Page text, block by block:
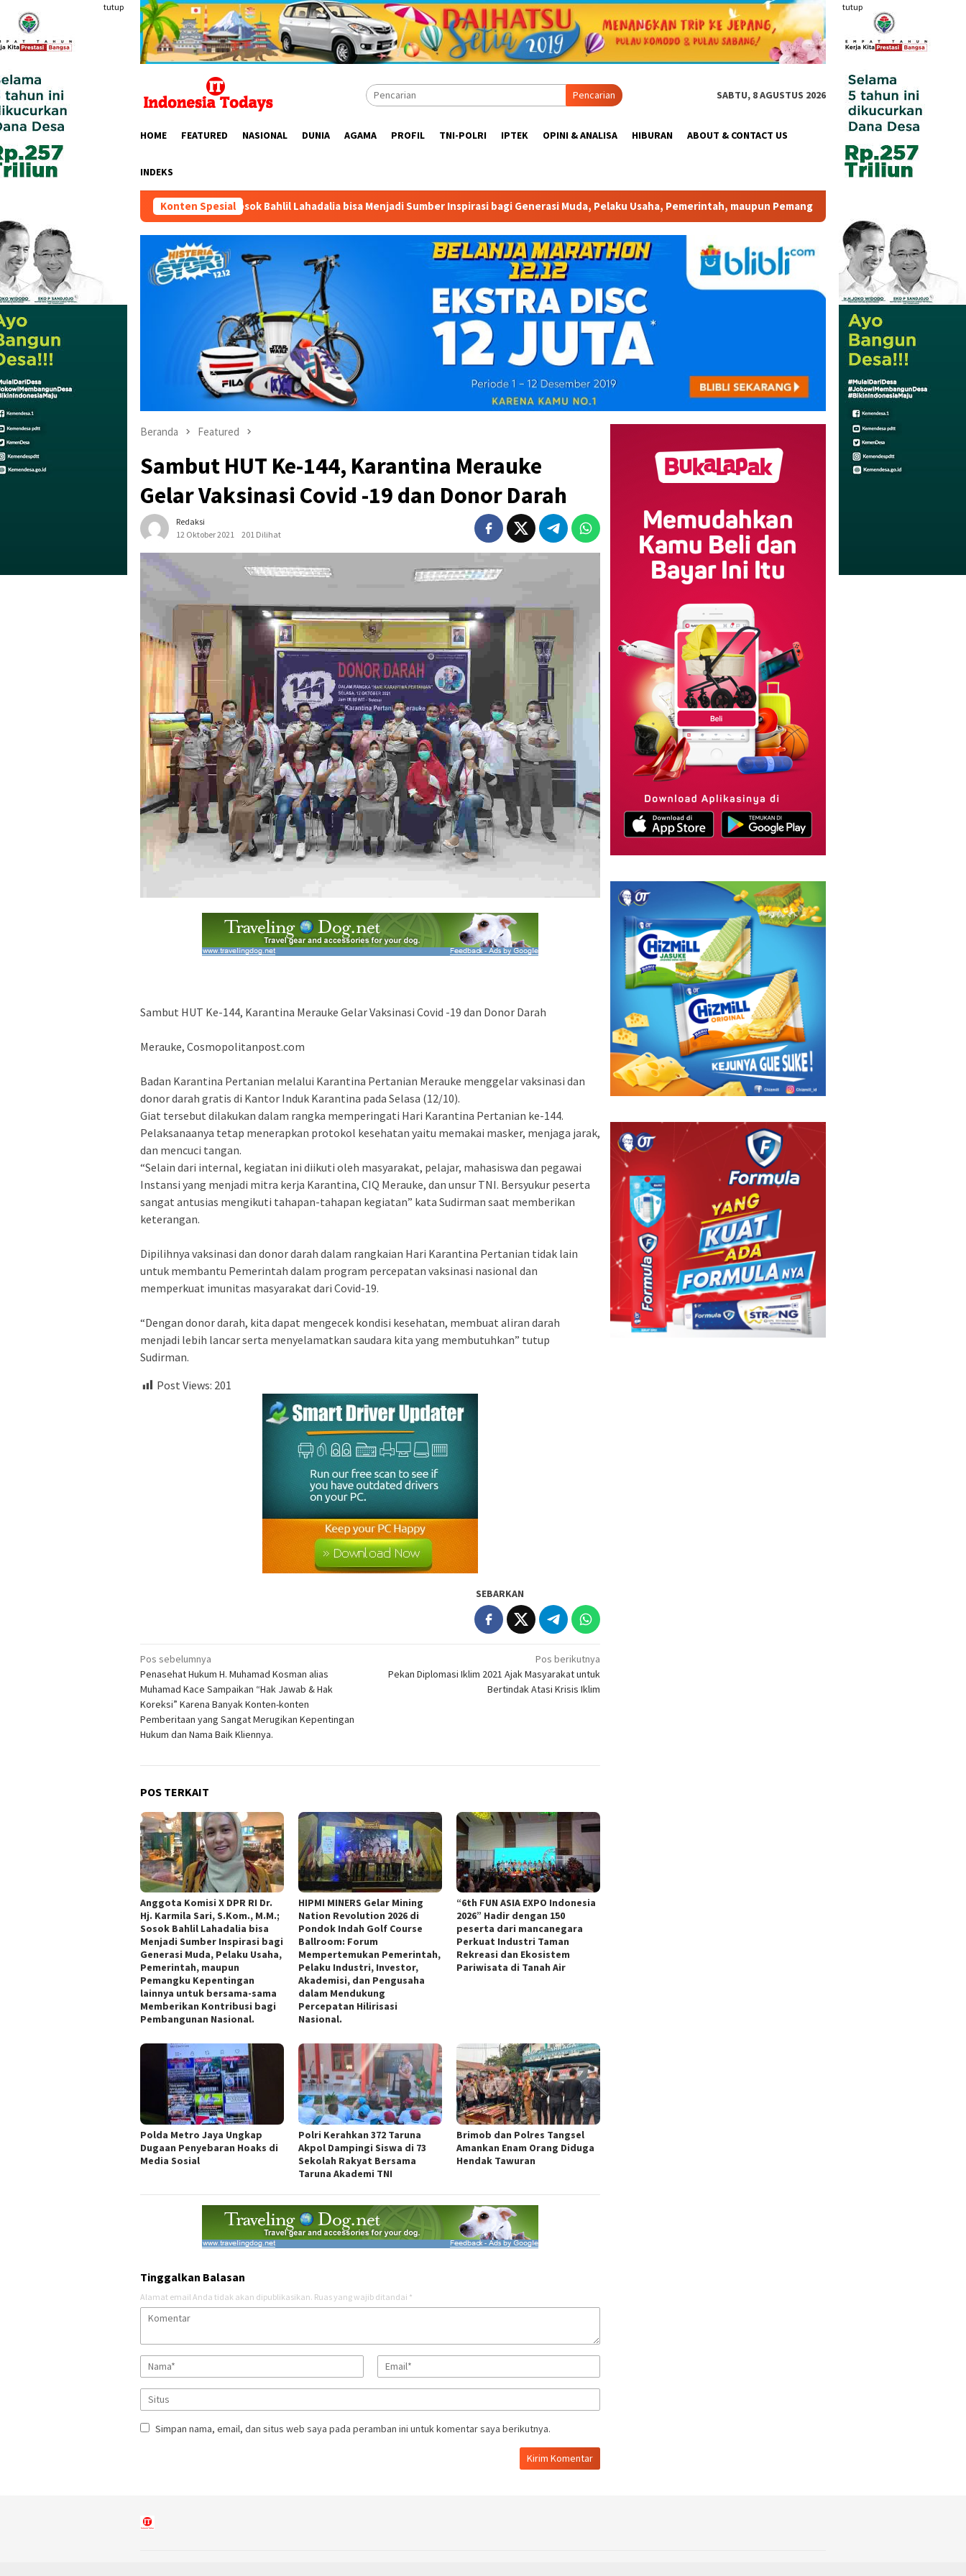
konten
tutup tutup
Pencarian SABTU, 8 AGUSTUS 2026
HOME FEATURED NASIONAL DUNIA AGAMA PROFIL TNI-POLRI IPTEK OPINI & ANALISA HIBURAN ABOUT & CONTACT US
INDEKS
Konten Spesial
S.Kom., M.M.; Sosok Bahlil Lahadalia bisa Menjadi Sumber Inspirasi bagi Generasi Muda, Pelaku Usaha, Pemerintah, maupun Pemangku Kepentingan lainnya untuk bersama-sama Memberikan
Beranda Featured
Sambut HUT Ke-144, Karantina Merauke
Gelar Vaksinasi Covid -19 dan Donor Darah
Redaksi
12 Oktober 2021
201 Dilihat
Sambut HUT Ke-144, Karantina Merauke Gelar Vaksinasi Covid -19 dan Donor Darah
Merauke, Cosmopolitanpost.com
Badan Karantina Pertanian melalui Karantina Pertanian Merauke menggelar vaksinasi dan
donor darah gratis di Kantor Induk Karantina pada Selasa (12/10).
Giat tersebut dilakukan dalam rangka memperingati Hari Karantina Pertanian ke-144.
Pelaksanaanya tetap menerapkan protokol kesehatan yaitu memakai masker, menjaga jarak,
dan mencuci tangan.
“Selain dari internal, kegiatan ini diikuti oleh masyarakat, pelajar, mahasiswa dan pegawai
Instansi yang menjadi mitra kerja Karantina, CIQ Merauke, dan unsur TNI. Bersyukur peserta
sangat antusias mengikuti tahapan-tahapan kegiatan” kata Sudirman saat memberikan
keterangan.
Dipilihnya vaksinasi dan donor darah dalam rangkaian Hari Karantina Pertanian tidak lain
untuk membantu Pemerintah dalam program percepatan vaksinasi nasional dan
memperkuat imunitas masyarakat dari Covid-19.
“Dengan donor darah, kita dapat mengecek kondisi kesehatan, membuat aliran darah
menjadi lebih lancar serta menyelamatkan saudara kita yang membutuhkan” tutup
Sudirman.
Post Views: 201
SEBARKAN
Navigasi
pos
Pos sebelumnya
Penasehat Hukum H. Muhamad Kosman alias
Muhamad Kace Sampaikan “Hak Jawab & Hak
Koreksi” Karena Banyak Konten-konten
Pemberitaan yang Sangat Merugikan Kepentingan
Hukum dan Nama Baik Kliennya.
Pos berikutnya
Pekan Diplomasi Iklim 2021 Ajak Masyarakat untuk
Bertindak Atasi Krisis Iklim
POS TERKAIT
Anggota Komisi X DPR RI Dr.
Hj. Karmila Sari, S.Kom., M.M.;
Sosok Bahlil Lahadalia bisa
Menjadi Sumber Inspirasi bagi
Generasi Muda, Pelaku Usaha,
Pemerintah, maupun
Pemangku Kepentingan
lainnya untuk bersama-sama
Memberikan Kontribusi bagi
Pembangunan Nasional.
HIPMI MINERS Gelar Mining
Nation Revolution 2026 di
Pondok Indah Golf Course
Ballroom: Forum
Mempertemukan Pemerintah,
Pelaku Industri, Investor,
Akademisi, dan Pengusaha
dalam Mendukung
Percepatan Hilirisasi
Nasional.
“6th FUN ASIA EXPO Indonesia
2026” Hadir dengan 150
peserta dari mancanegara
Perkuat Industri Taman
Rekreasi dan Ekosistem
Pariwisata di Tanah Air
Polda Metro Jaya Ungkap
Dugaan Penyebaran Hoaks di
Media Sosial
Polri Kerahkan 372 Taruna
Akpol Dampingi Siswa di 73
Sekolah Rakyat Bersama
Taruna Akademi TNI
Brimob dan Polres Tangsel
Amankan Enam Orang Diduga
Hendak Tawuran
Tinggalkan Balasan
Alamat email Anda tidak akan dipublikasikan. Ruas yang wajib ditandai *
Simpan nama, email, dan situs web saya pada peramban ini untuk komentar saya berikutnya.